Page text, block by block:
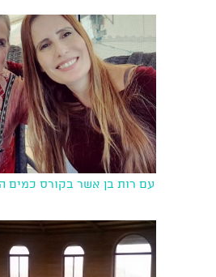
עם רות בן אשר בקורס כמים